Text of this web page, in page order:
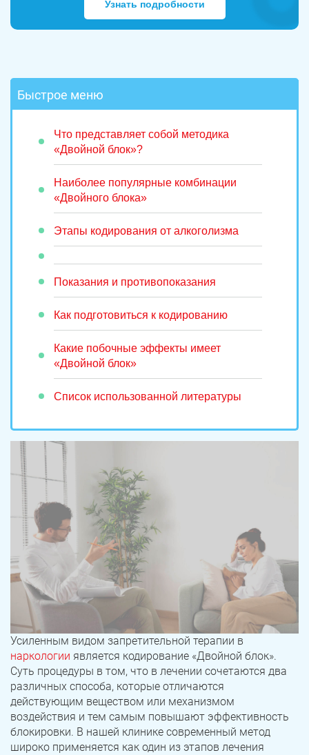
Узнать подробности
Быстрое меню
Что представляет собой методика
«Двойной блок»?
Наиболее популярные комбинации
«Двойного блока»
Этапы кодирования от алкоголизма
Показания и противопоказания
Как подготовиться к кодированию
Какие побочные эффекты имеет
«Двойной блок»
Список использованной литературы
Усиленным видом запретительной терапии в
наркологии является кодирование «Двойной блок».
Суть процедуры в том, что в лечении сочетаются два
различных способа, которые отличаются
действующим веществом или механизмом
воздействия и тем самым повышают эффективность
блокировки. В нашей клинике современный метод
широко применяется как один из этапов лечения